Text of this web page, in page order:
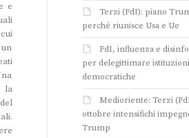
e
la
Terzi (FdI): piano
perché riunisce Usa e Ue
FdI, influenza e
per delegittimare istituzioni
democratiche
Medioriente: Terzi
ottobre intensifichi
Trump